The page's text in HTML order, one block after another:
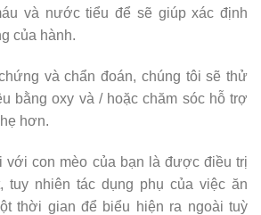
và nước tiểu để sẽ giúp xác định
của hành.
và chẩn đoán, chúng tôi sẽ thử
bằng oxy và / hoặc chăm sóc hỗ trợ
hơn.
với con mèo của bạn là được điều trị
tuy nhiên tác dụng phụ của việc ăn
thời gian để biểu hiện ra ngoài tuỳ